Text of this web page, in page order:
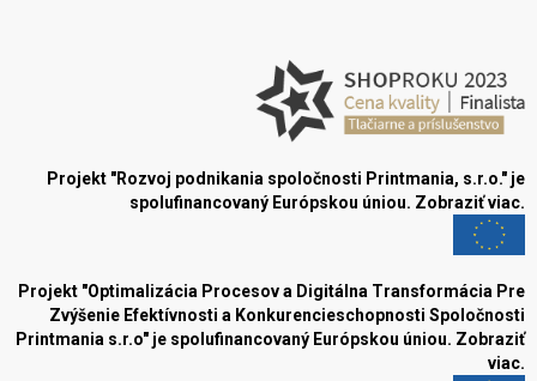
Projekt "Rozvoj podnikania spoločnosti Printmania, s.r.o." je
spolufinancovaný Európskou úniou. Zobraziť viac.
Projekt "Optimalizácia Procesov a Digitálna Transformácia Pre
Zvýšenie Efektívnosti a Konkurencieschopnosti Spoločnosti
Printmania s.r.o" je spolufinancovaný Európskou úniou. Zobraziť
viac.